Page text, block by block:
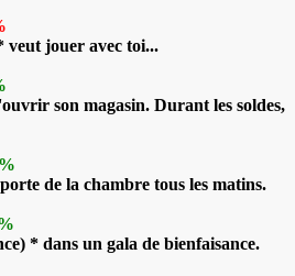
veut jouer avec toi...
son magasin. Durant les soldes,
de la chambre tous les matins.
* dans un gala de bienfaisance.